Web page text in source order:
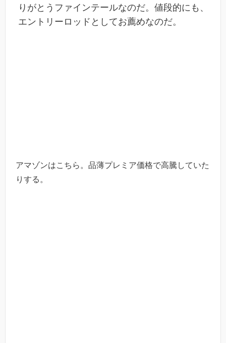
りがとうファインテールなのだ。値段的にも、
エントリーロッドとしてお薦めなのだ。
アマゾンはこちら。品薄プレミア価格で高騰していた
りする。